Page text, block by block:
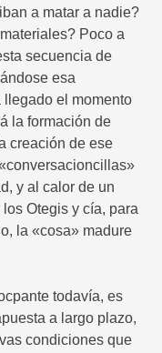
a matar a nadie?
Poco a
secuencia de
esa
el momento
la formación de
creación de ese
y al calor de un
Otegis y cía, para
la «cosa» madure
todavía, es
a largo plazo,
condiciones que